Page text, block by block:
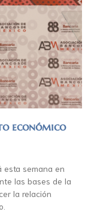
económico
esta semana en
las bases de la
la relación